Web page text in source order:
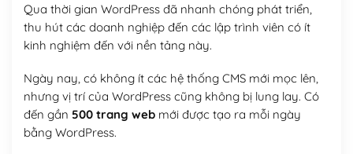
Qua thời gian WordPress đã nhanh chóng phát triển,
thu hút các doanh nghiệp đến các lập trình viên có ít
kinh nghiệm đến với nền tảng này.
Ngày nay, có không ít các hệ thống CMS mới mọc lên,
nhưng vị trí của WordPress cũng không bị lung lay. Có
đến gần 500 trang webmới được tạo ra mỗi ngày
bằng WordPress.